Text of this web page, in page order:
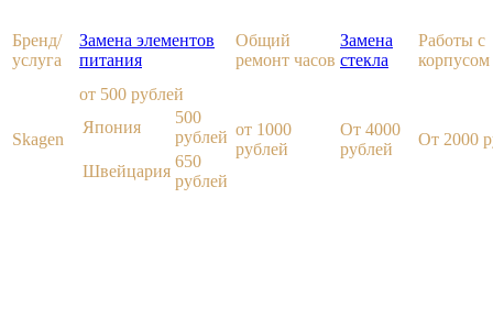
Бренд/
услуга
Замена элементов
питания
Общий
ремонт часов
Замена
стекла
Работы с
корпусом
Skagen
от 500 рублей
Япония
500
рублей
Швейцария
650
рублей
от 1000
рублей
От 4000
рублей
От 2000